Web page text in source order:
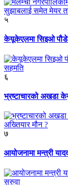
५
केयूकेएलमा सिइओ
६
भ्रष्टाचारको अखडा
७
आयोजनामा मन्त्री